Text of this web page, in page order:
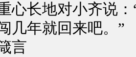
心长地对小齐说
几年就回来吧。”
言